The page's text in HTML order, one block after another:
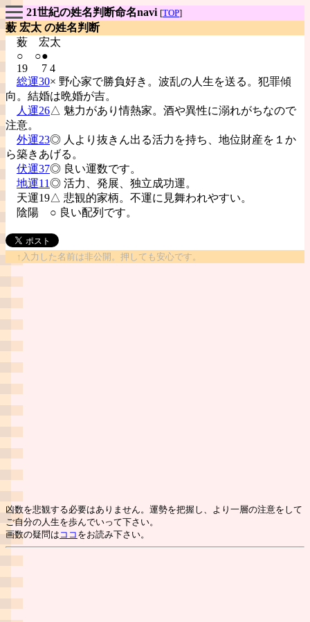
21世紀の姓名判断命名navi [TOP]
薮 宏太 の姓名判断
薮 宏太
○ ○●
19 7 4
総運30× 野心家で勝負好き。波乱の人生を送る。犯罪傾
向。結婚は晩婚が吉。
人運26△ 魅力があり情熱家。酒や異性に溺れがちなので
注意。
外運23◎ 人より抜きん出る活力を持ち、地位財産を１か
ら築きあげる。
伏運37◎ 良い運数です。
地運11◎ 活力、発展、独立成功運。
天運19△ 悲観的家柄。不運に見舞われやすい。
陰陽 ○ 良い配列です。
↑入力した名前は非公開。押しても安心です。
凶数を悲観する必要はありません。運勢を把握し、より一層の注意をして
ご自分の人生を歩んでいって下さい。
画数の疑問は ココ をお読み下さい。